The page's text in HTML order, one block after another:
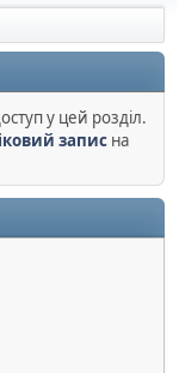
у цей розділ.
записна